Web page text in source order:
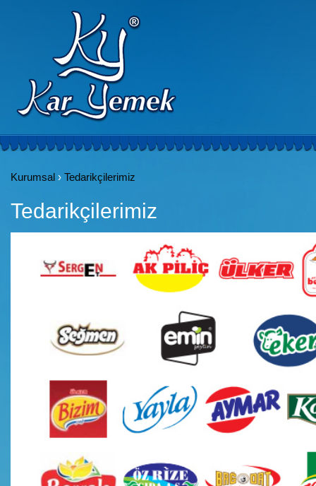
Hizmetlerimiz Yemek Listesi
Kurumsal › Tedarikçilerimiz
Tedarikçilerimiz